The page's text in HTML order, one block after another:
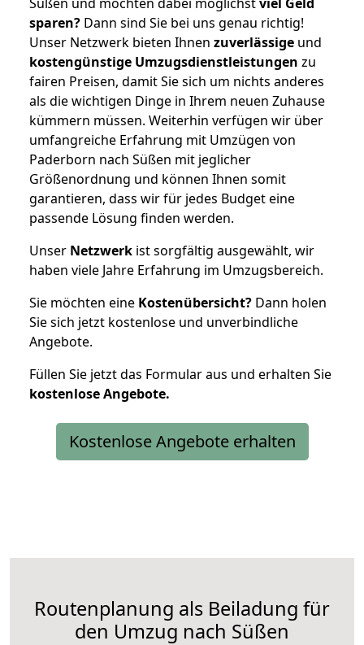
sparen? Dann sind Sie bei uns genau richtig!
Unser Netzwerk bieten Ihnen zuverlässige und
kostengünstige Umzugsdienstleistungen zu
fairen Preisen, damit Sie sich um nichts anderes
als die wichtigen Dinge in Ihrem neuen Zuhause
kümmern müssen. Weiterhin verfügen wir über
umfangreiche Erfahrung mit Umzügen von
Paderborn nach Süßen mit jeglicher
Größenordnung und können Ihnen somit
garantieren, dass wir für jedes Budget eine
passende Lösung finden werden.
Unser Netzwerk ist sorgfältig ausgewählt, wir
haben viele Jahre Erfahrung im Umzugsbereich.
Sie möchten eine Kostenübersicht? Dann holen
Sie sich jetzt kostenlose und unverbindliche
Angebote.
Füllen Sie jetzt das Formular aus und erhalten Sie
kostenloseAngebote.
Kostenlose Angebote erhalten
Routenplanung als Beiladung für
den Umzug nach Süßen